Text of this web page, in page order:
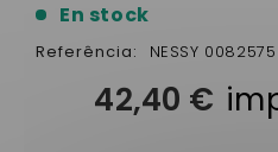
En stock
Referência: NESSY 0082575
42,40 €